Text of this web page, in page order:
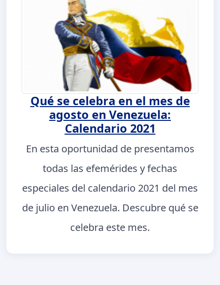
Qué se celebra en el mes de
agosto en Venezuela:
Calendario 2021
En esta oportunidad de presentamos
todas las efemérides y fechas
especiales del calendario 2021 del mes
de julio en Venezuela. Descubre qué se
celebra este mes.